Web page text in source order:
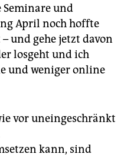
Seminare und
April noch hoffte
und gehe jetzt davon
losgeht und ich
und weniger online
vor uneingeschränkt
kann, sind